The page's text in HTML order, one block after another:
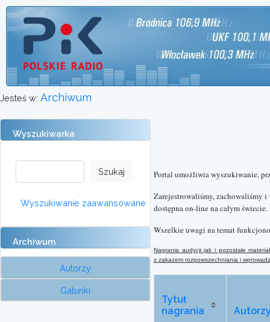
Jesteś w: Archiwum
Wyszukiwarka
Wyszukiwanie zaawansowane
Archiwum
Autorzy
Gatunki
Portal umożliwia wyszukiwanie,
Zarejestrowaliśmy, zachowaliśmy
dostępna on-line na całym świecie.
Wszelkie uwagi na temat
Nagrania audycji jak i pozostałe
z zakazem rozpowszechniania i
Tytuł
nagrania